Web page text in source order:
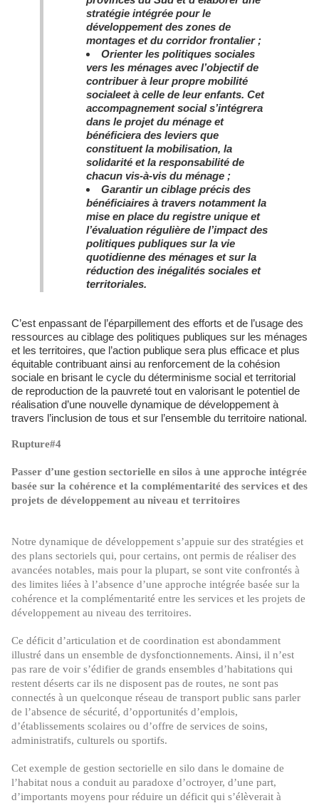
stratégie intégrée pour le
développement des zones de
montages et du corridor frontalier ;
Orienter les politiques sociales
vers les ménages avec l’objectif de
contribuer à leur propre mobilité
socialeet à celle de leur enfants. Cet
accompagnement social s’intégrera
dans le projet du ménage et
bénéficiera des leviers que
constituent la mobilisation, la
solidarité et la responsabilité de
chacun vis-à-vis du ménage ;
Garantir un ciblage précis des
bénéficiaires à travers notamment la
mise en place du registre unique et
l’évaluation régulière de l’impact des
politiques publiques sur la vie
quotidienne des ménages et sur la
réduction des inégalités sociales et
territoriales.
C’est enpassant de l’éparpillement des efforts et de l’usage des
ressources au ciblage des politiques publiques sur les ménages
et les territoires, que l’action publique sera plus efficace et plus
équitable contribuant ainsi au renforcement de la cohésion
sociale en brisant le cycle du déterminisme social et territorial
de reproduction de la pauvreté tout en valorisant le potentiel de
réalisation d’une nouvelle dynamique de développement à
travers l’inclusion de tous et sur l’ensemble du territoire national.
Rupture#4
Passer d’une gestion sectorielle en silos à une approche intégrée
basée sur la cohérence et la complémentarité des services et des
projets de développement au niveau et territoires
Notre dynamique de développement s’appuie sur des stratégies et
des plans sectoriels qui, pour certains, ont permis de réaliser des
avancées notables, mais pour la plupart, se sont vite confrontés à
des limites liées à l’absence d’une approche intégrée basée sur la
cohérence et la complémentarité entre les services et les projets de
développement au niveau des territoires.
Ce déficit d’articulation et de coordination est abondamment
illustré dans un ensemble de dysfonctionnements. Ainsi, il n’est
pas rare de voir s’édifier de grands ensembles d’habitations qui
restent déserts car ils ne disposent pas de routes, ne sont pas
connectés à un quelconque réseau de transport public sans parler
de l’absence de sécurité, d’opportunités d’emplois,
d’établissements scolaires ou d’offre de services de soins,
administratifs, culturels ou sportifs.
Cet exemple de gestion sectorielle en silo dans le domaine de
l’habitat nous a conduit au paradoxe d’octroyer, d’une part,
d’importants moyens pour réduire un déficit qui s’élèverait à